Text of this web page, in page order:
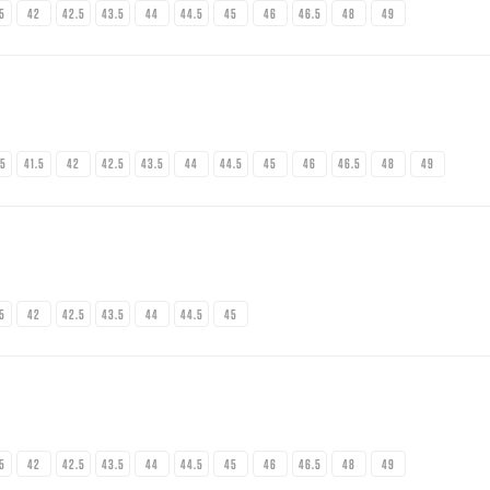
42 42.5 43.5 44 44.5 45 46 46.5 48 49
41.5 42 42.5 43.5 44 44.5 45 46 46.5 48 49
42 42.5 43.5 44 44.5 45
42 42.5 43.5 44 44.5 45 46 46.5 48 49